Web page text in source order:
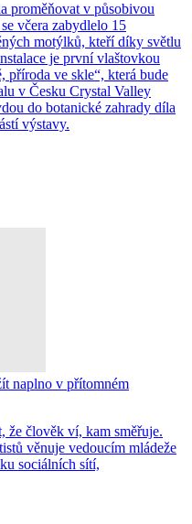
proměňovat v působivou
včera zabydlelo 15
motýlků, kteří díky světlu
je první vlaštovkou
příroda ve skle“, která bude
v Česku Crystal Valley
do botanické zahrady díla
výstavy.
naplno v přítomném
že člověk ví, kam směřuje.
věnuje vedoucím mládeže
sociálních sítí,